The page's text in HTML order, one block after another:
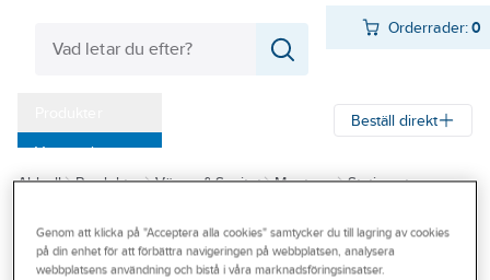
Orderrader:0
Varumärken
Outlet
Branscher
Beställ direkt
Ahlsell Produkter Värme & Sanitet Montage Stativsystem
A-COLLECTION
Hörnkryss för
Genom att klicka på "Acceptera alla cookies" samtycker du till lagring av cookies
på din enhet för att förbättra navigeringen på webbplatsen, analysera
webbplatsens användning och bistå i våra marknadsföringsinsatser.